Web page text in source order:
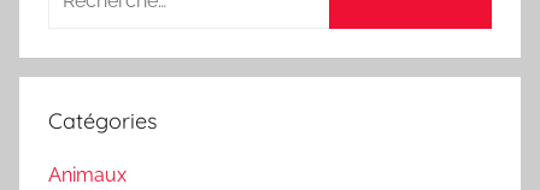
Catégories
Animaux